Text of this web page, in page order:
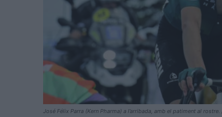
José Félix Parra (Kern Pharma) a l’arribada, amb el patiment al rostre.